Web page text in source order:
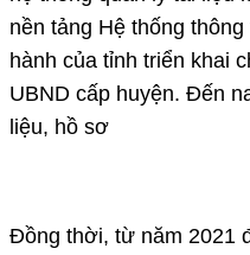
nền tảng Hệ thống
hành của tỉnh triển khai
UBND cấp huyện. Đến
liệu, hồ sơ
Đồng thời, từ năm 2021